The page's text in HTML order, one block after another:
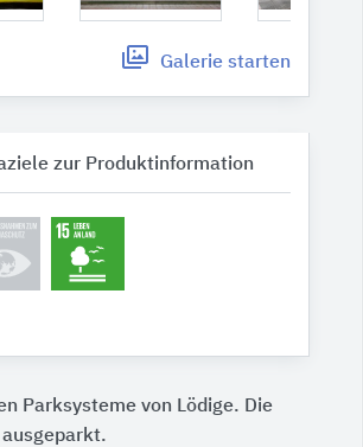
Galerie starten
zur Produktinformation
Parksysteme von Lödige. Die